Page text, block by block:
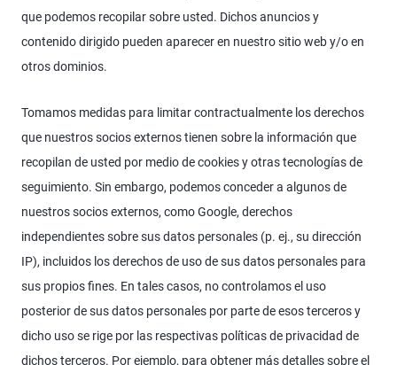
que podemos recopilar sobre usted. Dichos anuncios y
contenido dirigido pueden aparecer en nuestro sitio web y/o en
otros dominios.
Tomamos medidas para limitar contractualmente los derechos
que nuestros socios externos tienen sobre la información que
recopilan de usted por medio de cookies y otras tecnologías de
seguimiento. Sin embargo, podemos conceder a algunos de
nuestros socios externos, como Google, derechos
independientes sobre sus datos personales (p. ej., su dirección
IP), incluidos los derechos de uso de sus datos personales para
sus propios fines. En tales casos, no controlamos el uso
posterior de sus datos personales por parte de esos terceros y
dicho uso se rige por las respectivas políticas de privacidad de
dichos terceros. Por ejemplo, para obtener más detalles sobre el